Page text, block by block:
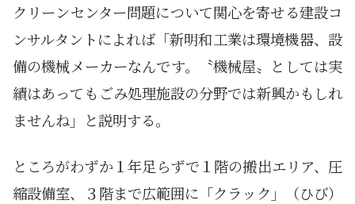
クリーンセンター問題について関心を寄せる建設コ
ンサルタントによれば「新明和工業は環境機器、設
備の機械メーカーなんです。〝機械屋〟としては実
績はあってもごみ処理施設の分野では新興かもしれ
ませんね」と説明する。
ところがわずか１年足らずで１階の搬出エリア、圧
縮設備室、３階まで広範囲に「クラック」（ひび）